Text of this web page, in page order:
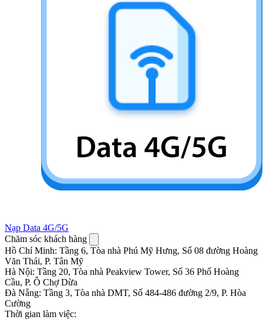
Nạp Data 4G/5G
Chăm sóc khách hàng
Hồ Chí Minh: Tầng 6, Tòa nhà Phú Mỹ Hưng, Số 08 đường Hoàng
Văn Thái, P. Tân Mỹ
Hà Nội: Tầng 20, Tòa nhà Peakview Tower, Số 36 Phố Hoàng
Cầu, P. Ô Chợ Dừa
Đà Nẵng: Tầng 3, Tòa nhà DMT, Số 484-486 đường 2/9, P. Hòa
Cường
Thời gian làm việc: